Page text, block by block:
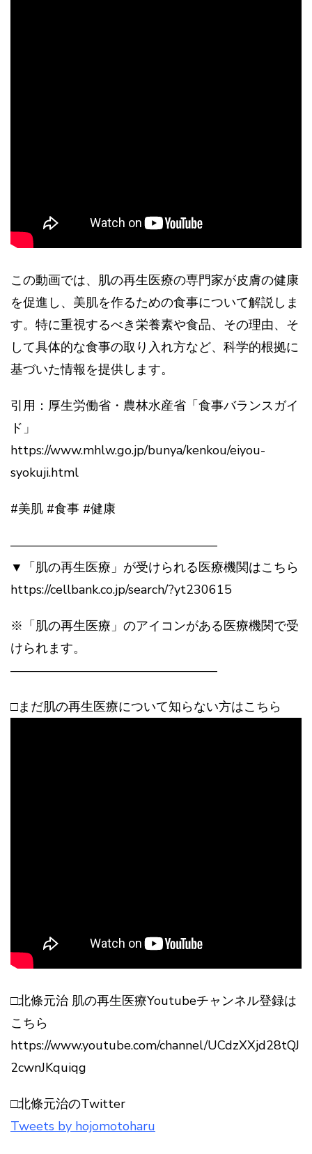
この動画では、肌の再生医療の専門家が皮膚の健康
を促進し、美肌を作るための食事について解説しま
す。特に重視するべき栄養素や食品、その理由、そ
して具体的な食事の取り入れ方など、科学的根拠に
基づいた情報を提供します。
引用：厚生労働省・農林水産省「食事バランスガイ
ド」
https://www.mhlw.go.jp/bunya/kenkou/eiyou-
syokuji.html
#美肌 #食事 #健康
————————————————–
▼「肌の再生医療」が受けられる医療機関はこちら
https://cellbank.co.jp/search/?yt230615
※「肌の再生医療」のアイコンがある医療機関で受
けられます。
————————————————–
□まだ肌の再生医療について知らない方はこちら
□北條元治 肌の再生医療Youtubeチャンネル登録は
こちら
https://www.youtube.com/channel/UCdzXXjd28tQJ
2cwnJKquiqg
□北條元治のTwitter
Tweets by hojomotoharu